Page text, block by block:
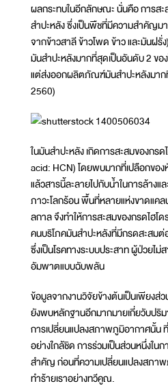
ผลกระทบในอีกลักษณะ นั่นคือ การสะ
สำปะหลัง ซึ่งเป็นพืชที่มีความสำคัญม
จากข้าวสาลี ข้าวโพด ข้าว และมันฝรั่ง
มันสำปะหลังมากที่สุดเป็นอันดับ 2 ของ
แต่ส่งออกผลิตภัณฑ์มันสำปะหลังมาก
2560)
ในมันสำปะหลัง เกิดการสะสมของกร
acid: HCN) โดยพบมากที่เปลือกขอ
แล้วสารนี้ละลายไปกับน้ำในการล้างแ
ภาวะโลกร้อน พื้นที่หลายแห่งขาดแ
ลกาล จึงทำให้การสะสมของกรดไฮโ
คนบริโภคมันสำปะหลังที่มีกรดสะสมต่
ซึ่งเป็นโรคทางระบบประสาท ผู้ป่วยไม่
อัมพาตแบบฉับพลัน
ข้อมูลจากงานวิจัยข้างต้นเป็นเพียง
ยังพบหลักฐานอีกมากมายเกี่ยวับปริ
การเปลี่ยนแปลงสภาพภูมิอากาศนั้น
อย่างใกล้ชิด การร่วมเป็นส่วนหนึ่งใน
สำคัญ ก่อนที่ความเปลี่ยนแปลงสภา
ทำร้ายเราอย่างทวีคูณ.